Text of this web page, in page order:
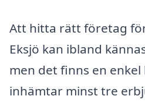
Att hitta rätt företag
Eksjö kan ibland
men det finns en
inhämtar minst tre